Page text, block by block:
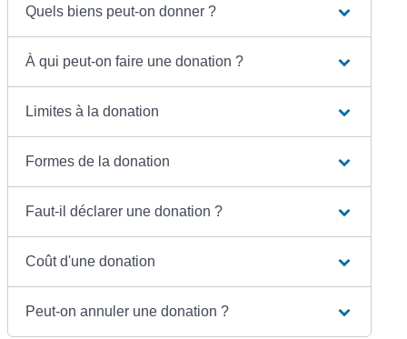
Quels biens peut-on donner ?
À qui peut-on faire une donation ?
Limites à la donation
Formes de la donation
Faut-il déclarer une donation ?
Coût d'une donation
Peut-on annuler une donation ?